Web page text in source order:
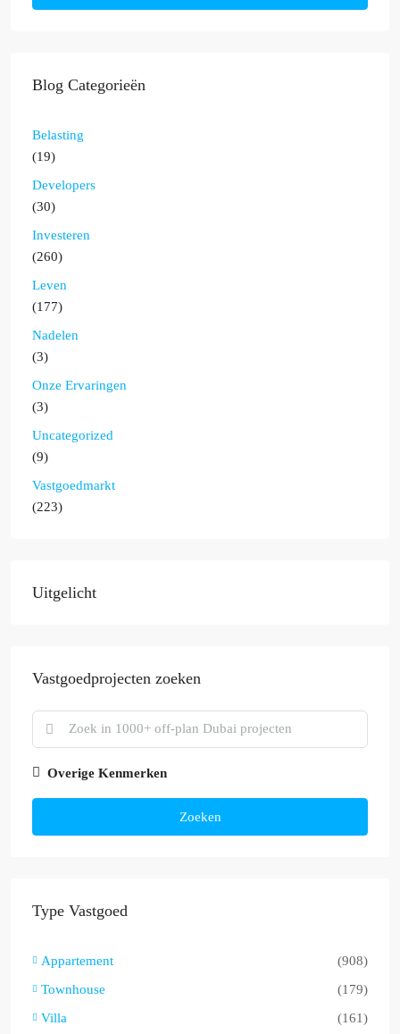
Blog Categorieën
Belasting
(19)
Developers
(30)
Investeren
(260)
Leven
(177)
Nadelen
(3)
Onze Ervaringen
(3)
Uncategorized
(9)
Vastgoedmarkt
(223)
Uitgelicht
Vastgoedprojecten zoeken
Overige Kenmerken
Zoeken
Type Vastgoed
Appartement
(908)
Townhouse
(179)
Villa
(161)